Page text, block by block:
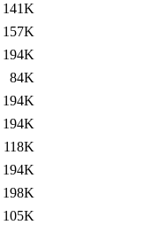
141K
157K
194K
84K
194K
194K
118K
194K
198K
105K